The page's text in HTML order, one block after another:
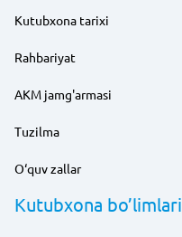
Kutubxona tarixi
Rahbariyat
AKM jamg'armasi
Tuzilma
O‘quv zallar
Kutubxona bo’limlari